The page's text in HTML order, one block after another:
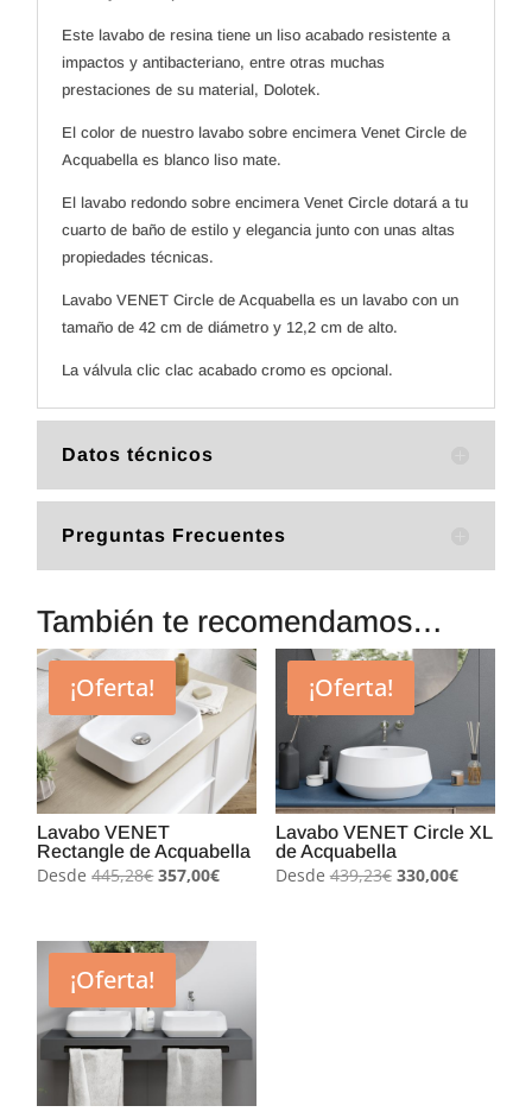
Este lavabo de resina tiene un liso acabado resistente a
impactos y antibacteriano, entre otras muchas
prestaciones de su material, Dolotek.
El color de nuestro lavabo sobre encimera Venet Circle de
Acquabella es blanco liso mate.
El lavabo redondo sobre encimera Venet Circle dotará a tu
cuarto de baño de estilo y elegancia junto con unas altas
propiedades técnicas.
Lavabo VENET Circle de Acquabella es un lavabo con un
tamaño de 42 cm de diámetro y 12,2 cm de alto.
La válvula clic clac acabado cromo es opcional.
Datos técnicos
Preguntas Frecuentes
También te recomendamos…
¡Oferta!
Lavabo VENET
Rectangle de Acquabella
Desde 445,28€El
era:
445,28€.
357,00€El
¡Oferta!
Lavabo VENET Circle XL
de Acquabella
Desde 439,23€ El
330,00€El
¡Oferta!